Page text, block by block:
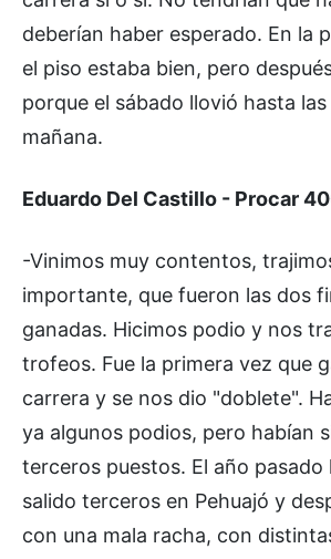
deberían haber esperado. En la
el piso estaba bien, pero
porque el sábado llovió hasta las
mañana.
Eduardo Del Castillo - Procar
-Vinimos muy contentos,
importante, que fueron las dos
ganadas. Hicimos podio y nos
trofeos. Fue la primera vez que
carrera y se nos dio "doblete".
ya algunos podios, pero habían
terceros puestos. El año pasado
salido terceros en Pehuajó y
con una mala racha, con